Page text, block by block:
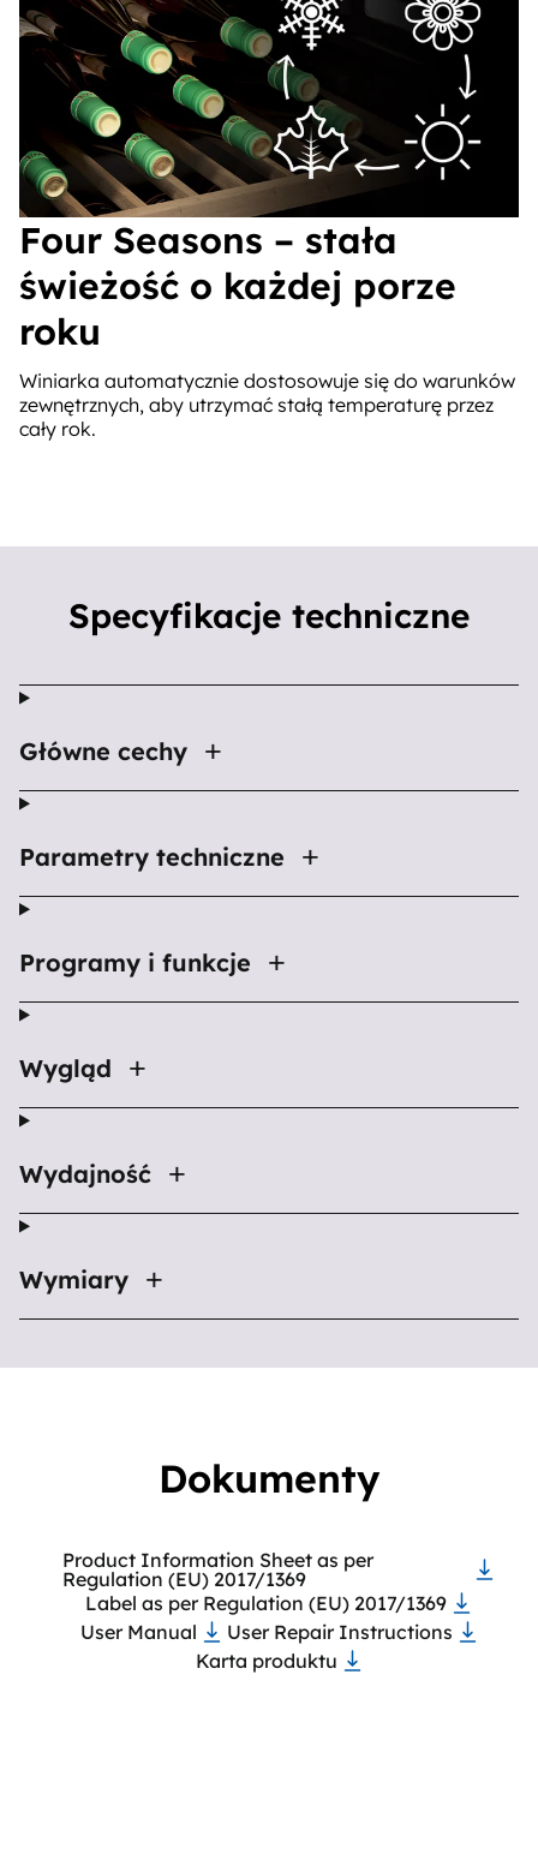
Four Seasons – stała
świeżość o każdej porze
roku
Winiarka automatycznie dostosowuje się do warunków
zewnętrznych, aby utrzymać stałą temperaturę przez
cały rok.
Specyfikacje techniczne
Główne cechy
Parametry techniczne
Programy i funkcje
Wygląd
Wydajność
Wymiary
Dokumenty
Product Information Sheet as per
Regulation (EU) 2017/1369
Label as per Regulation (EU) 2017/1369
User Manual
User Repair Instructions
Karta produktu